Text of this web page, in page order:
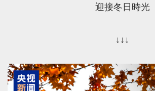
迎接冬日時光
↓↓↓